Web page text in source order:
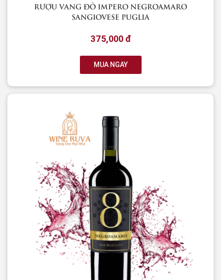
RƯỢU VANG ĐỎ IMPERO NEGROAMARO
SANGIOVESE PUGLIA
375,000 đ
MUA NGAY